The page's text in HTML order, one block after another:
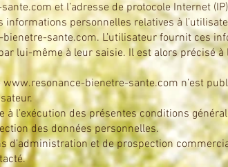
et l’adresse de protocole Internet
informations personnelles relatives à
sante.com. L’utilisateur fournit ces
lui-même à leur saisie. Il est alors précisé à
www.resonance-bienetre-sante.com n’est
l’exécution des présentes conditions
des données personnelles.
d’administration et de prospection